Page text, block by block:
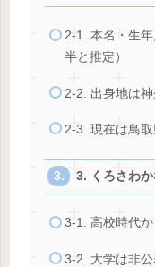
2-1. 本名・生
半と推定）
2-2. 出身地は
2-3. 現在は鳥
3. くろさわ
3-1. 高校時代
3-2. 大学は非